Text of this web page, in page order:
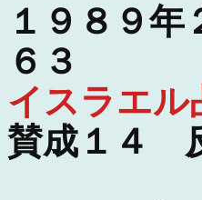
１９８９
６３
イスラエル
賛成１４